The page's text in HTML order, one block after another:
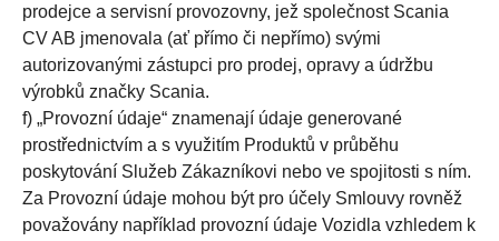
prodejce a servisní provozovny, jež společnost Scania
CV AB jmenovala (ať přímo či nepřímo) svými
autorizovanými zástupci pro prodej, opravy a údržbu
výrobků značky Scania.
f) „Provozní údaje“ znamenají údaje generované
prostřednictvím a s využitím Produktů v průběhu
poskytování Služeb Zákazníkovi nebo ve spojitosti s ním.
Za Provozní údaje mohou být pro účely Smlouvy rovněž
považovány například provozní údaje Vozidla vzhledem k